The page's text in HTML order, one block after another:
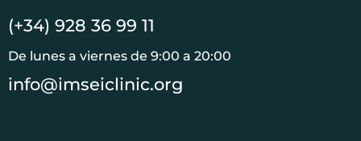
(+34) 928 36 99 11
De lunes a viernes de 9:00 a 20:00
info@imseiclinic.org